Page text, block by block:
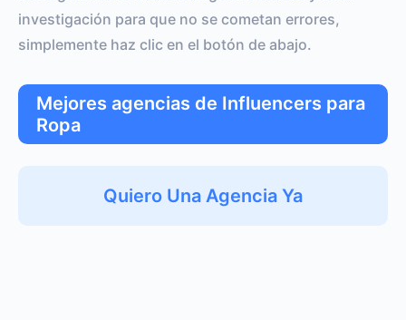
investigación para que no se cometan errores,
simplemente haz clic en el botón de abajo.
Mejores agencias de Influencers para
Ropa
Quiero Una Agencia Ya